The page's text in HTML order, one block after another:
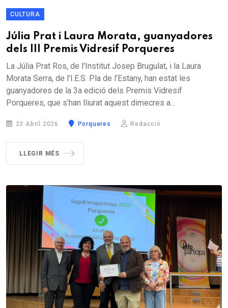
CULTURA
Júlia Prat i Laura Morata, guanyadores
dels III Premis Vidresif Porqueres
La Júlia Prat Ros, de l’Institut Josep Brugulat, i la Laura
Morata Serra, de l’I.E.S. Pla de l’Estany, han estat les
guanyadores de la 3a edició dels Premis Vidresif
Porqueres, que s’han lliurat aquest dimecres a...
23 Abril 2026 Porqueres Redacció
LLEGIR MÉS